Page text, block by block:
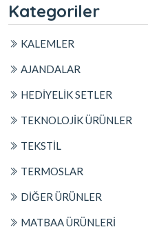
Kategoriler
KALEMLER
AJANDALAR
HEDİYELİK SETLER
TEKNOLOJİK ÜRÜNLER
TEKSTİL
TERMOSLAR
DİĞER ÜRÜNLER
MATBAA ÜRÜNLERİ